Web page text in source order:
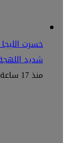
خسرت
شديد
منذ 17 ساعة